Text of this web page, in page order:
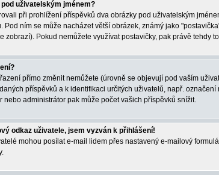
uživatelským jménem?
při prohlížení příspěvků dva obrázky pod uživatelským
Pod ním se může nacházet větší obrázek, známý jako
zobrazí). Pokud nemůžete využívat postavičky, pak právě tehdy
přímo změnit nemůžete (úrovně se objevují pod vaším
příspěvků a k identifikaci určitých uživatelů, např.
nebo administrátor pak může počet vašich příspěvků snížit.
odkaz uživatele, jsem vyzván k přihlášení!
mohou posílat e-mail lidem přes nastavený e-mailový